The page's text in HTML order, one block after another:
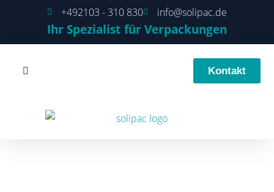
+492103 - 310 830 info@solipac.de
Ihr Spezialist für Verpackungen
Kontakt